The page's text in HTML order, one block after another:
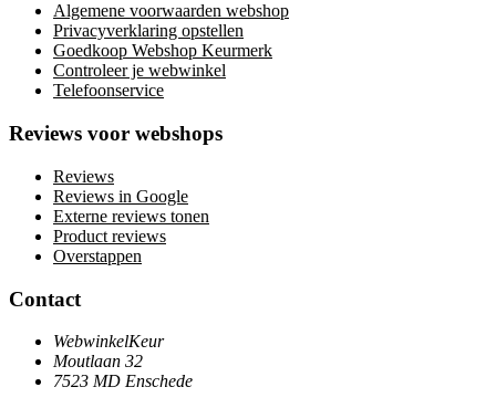
Algemene voorwaarden webshop
Privacyverklaring opstellen
Goedkoop Webshop Keurmerk
Controleer je webwinkel
Telefoonservice
Reviews voor webshops
Reviews
Reviews in Google
Externe reviews tonen
Product reviews
Overstappen
Contact
WebwinkelKeur
Moutlaan 32
7523 MD Enschede